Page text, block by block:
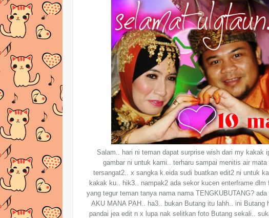
Salam.. hari ni teman dapat surprise wish dari my kakak
gambar ni untuk kami.. terharu sampai menitis air
tersangat2.. x sangka k.eida sudi buatkan edit2 ni untuk
kakak ku.. hik3.. nampak2 ada sekor kucen enterframe
yang tegur teman tanya nama nama TENGKUBUTANG?
AKU MANA PAH.. ha3.. bukan Butang itu lahh.. ini
pandai jea edit n x lupa nak selitkan foto Butang sekali..